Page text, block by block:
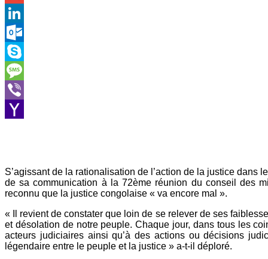
Gmail
LinkedIn
Outlook.com
Skype
Message
Viber
S’agissant de la rationalisation de l’action de la justice dans
de sa communication à la 72ème réunion du conseil des
reconnu que la justice congolaise « va encore mal ».
« Il revient de constater que loin de se relever de ses
et désolation de notre peuple. Chaque jour, dans tous les
acteurs judiciaires ainsi qu’à des actions ou décisions
légendaire entre le peuple et la justice » a-t-il déploré.